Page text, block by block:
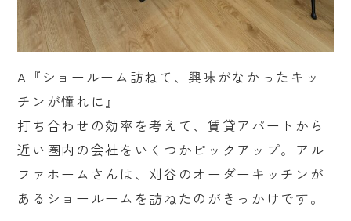
A『ショールーム訪ねて、興味がなかったキッ
チンが憧れに』
打ち合わせの効率を考えて、賃貸アパートから
近い圏内の会社をいくつかピックアップ。アル
ファホームさんは、刈谷のオーダーキッチンが
あるショールームを訪ねたのがきっかけです。